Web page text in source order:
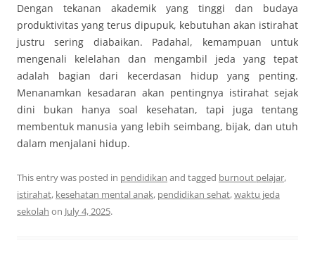
Dengan tekanan akademik yang tinggi dan budaya
produktivitas yang terus dipupuk, kebutuhan akan istirahat
justru sering diabaikan. Padahal, kemampuan untuk
mengenali kelelahan dan mengambil jeda yang tepat
adalah bagian dari kecerdasan hidup yang penting.
Menanamkan kesadaran akan pentingnya istirahat sejak
dini bukan hanya soal kesehatan, tapi juga tentang
membentuk manusia yang lebih seimbang, bijak, dan utuh
dalam menjalani hidup.
This entry was posted in pendidikan and tagged burnout pelajar,
istirahat, kesehatan mental anak, pendidikan sehat,waktu jeda
sekolah on July 4, 2025.